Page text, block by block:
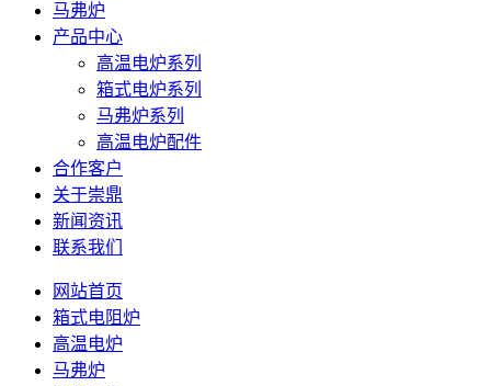
马弗炉
产品中心
高温电炉系列
箱式电炉系列
马弗炉系列
高温电炉配件
合作客户
关于崇鼎
新闻资讯
联系我们
网站首页
箱式电阻炉
高温电炉
马弗炉